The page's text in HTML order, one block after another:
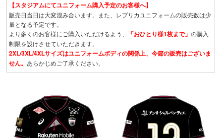
【スタジアムにてユニフォーム購入予定のお客様へ】
販売日当日は大変混み合います。また、レプリカユニフォームの販売数は少
量となる予定です。
より多くのお客様にご購入いただけるよう、
「おひとり様1枚まで」の購入
制限を設けさせていただきます。
2XL/3XL/4XLサイズはユニフォームボディの関係上、今節の販売はございま
せん。あらかじめご了承ください。